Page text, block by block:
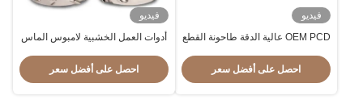
فيديو
OEM PCD عالية الدقة طاحونة القطع
احصل على أفضل سعر
فيديو
أدوات العمل الخشبية لامبوس الماس
الحافة
احصل على أفضل سعر